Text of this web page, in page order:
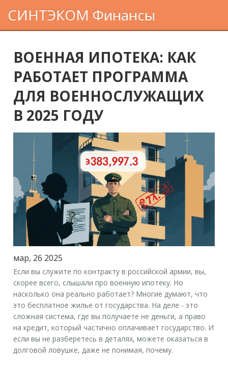
СИНТЭКОМ Финансы
ВОЕННАЯ ИПОТЕКА: КАК
РАБОТАЕТ ПРОГРАММА
ДЛЯ ВОЕННОСЛУЖАЩИХ
В 2025 ГОДУ
мар, 26 2025
Если вы служите по контракту в российской армии, вы,
скорее всего, слышали провоенную ипотеку. Но
насколько она реально работает? Многие думают, что
это бесплатное жилье от государства. На деле - это
сложная система, где вы получаете не деньги, а право
на кредит, который частично оплачивает государство. И
если вы не разберетесь в деталях, можете оказаться в
долговой ловушке, даже не понимая, почему.